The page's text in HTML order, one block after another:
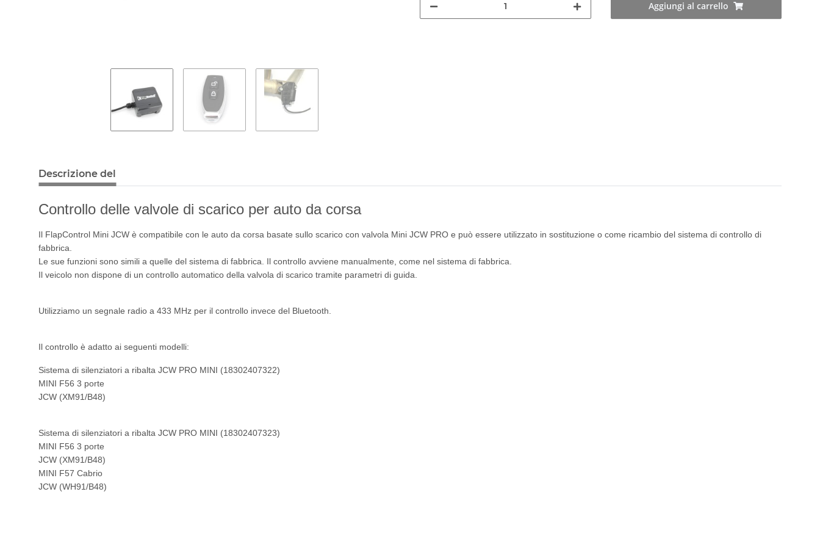
Aggiungi al carrello
Descrizione del
Controllo delle valvole di scarico per auto da corsa
Il FlapControl Mini JCW è compatibile con le auto da corsa basate sullo scarico con valvola Mini JCW PRO e può essere utilizzato in sostituzione o come ricambio del sistema di controllo di
fabbrica.
Le sue funzioni sono simili a quelle del sistema di fabbrica. Il controllo avviene manualmente, come nel sistema di fabbrica.
Il veicolo non dispone di un controllo automatico della valvola di scarico tramite parametri di guida.
Utilizziamo un segnale radio a 433 MHz per il controllo invece del Bluetooth.
Il controllo è adatto ai seguenti modelli:
Sistema di silenziatori a ribalta JCW PRO MINI (18302407322)
MINI F56 3 porte
JCW (XM91/B48)
Sistema di silenziatori a ribalta JCW PRO MINI (18302407323)
MINI F56 3 porte
JCW (XM91/B48)
MINI F57 Cabrio
JCW (WH91/B48)